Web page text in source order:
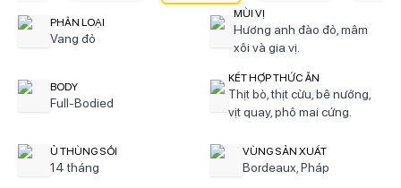
PHÂN LOẠI
Vang đỏ
BODY
Full-Bodied
Ủ THÙNG SỒI
14 tháng
MÙI VỊ
Hương anh đào đỏ, mâm
xôi và gia vị.
KẾT HỢP THỨC ĂN
Thịt bò, thịt cừu, bê nướng,
vịt quay, phô mai cứng.
VÙNG SẢN XUẤT
Bordeaux, Pháp